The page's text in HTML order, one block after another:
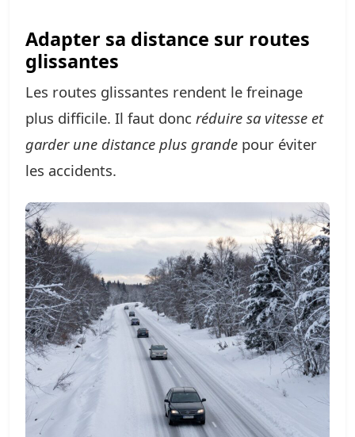
Adapter sa distance sur routes
glissantes
Les routes glissantes rendent le freinage
plus difficile. Il faut donc réduire sa vitesse et
garder une distance plus grande pour éviter
les accidents.